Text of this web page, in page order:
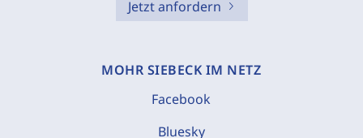
Jetzt anfordern
MOHR SIEBECK IM NETZ
Facebook
Bluesky